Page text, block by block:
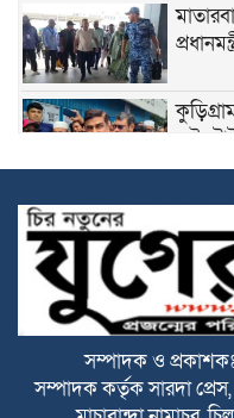
এই
করতে
বাজার আর যেন নদীতে
সরকার তারেক রহমান
সম্পদ প্রতিমন্ত্রী, ফরহাদ
অনুষ্ঠিত
সম্পাদক ও
সম্পাদক কর্তৃক সারদা